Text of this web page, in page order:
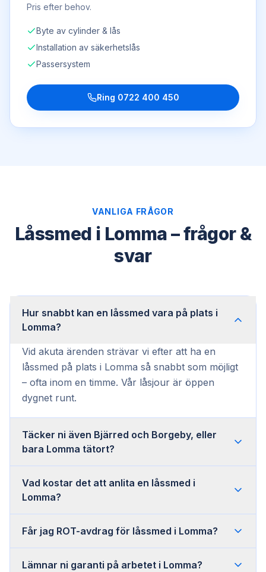
Pris efter behov.
Byte av cylinder & lås
Installation av säkerhetslås
Passersystem
Ring 0722 400 450
VANLIGA FRÅGOR
Låssmed i Lomma – frågor &
svar
Hur snabbt kan en låssmed vara på plats i
Lomma?
Vid akuta ärenden strävar vi efter att ha en
låssmed på plats i Lomma så snabbt som möjligt
– ofta inom en timme. Vår låsjour är öppen
dygnet runt.
Täcker ni även Bjärred och Borgeby, eller
bara Lomma tätort?
Vad kostar det att anlita en låssmed i
Lomma?
Får jag ROT-avdrag för låssmed i Lomma?
Lämnar ni garanti på arbetet i Lomma?